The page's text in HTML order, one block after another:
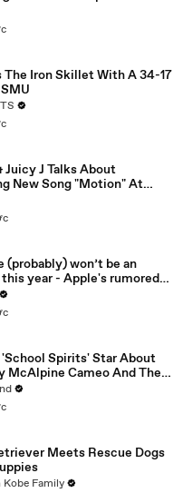
The Iron Skillet With A 34-17
Juicy J Talks About
New Song "Motion" At
2026 | All Access
(probably) won’t be an
this year - Apple's rumored
explained
'School Spirits' Star About
McAlpine Cameo And The
Behind It
Meets Rescue Dogs
Kobe Family